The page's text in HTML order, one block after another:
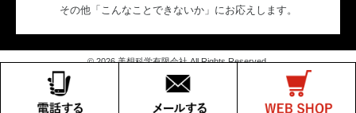
その他「こんなことできないか」にお応えします。
© 2026 美想科学有限会社 All Rights Reserved.